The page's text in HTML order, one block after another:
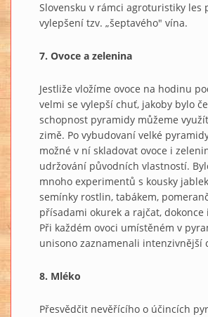
Slovensku v rámci agroturistiky les
vylepšení tzv. „šeptavého" vína.
7. Ovoce a zelenina
Jestliže vložíme ovoce na hodinu
velmi se vylepší chuť, jakoby bylo
schopnost pyramidy můžeme
zimě. Po vybudovaní velké
možné v ní skladovat ovoce i
udržování původních vlastností.
mnoho experimentů s kousky
semínky rostlin, tabákem,
přísadami okurek a rajčat, dokonce
Při každém ovoci umístěném v
unisono zaznamenali intenzivnější
8. Mléko
Přesvědčit nevěřícího o účincích